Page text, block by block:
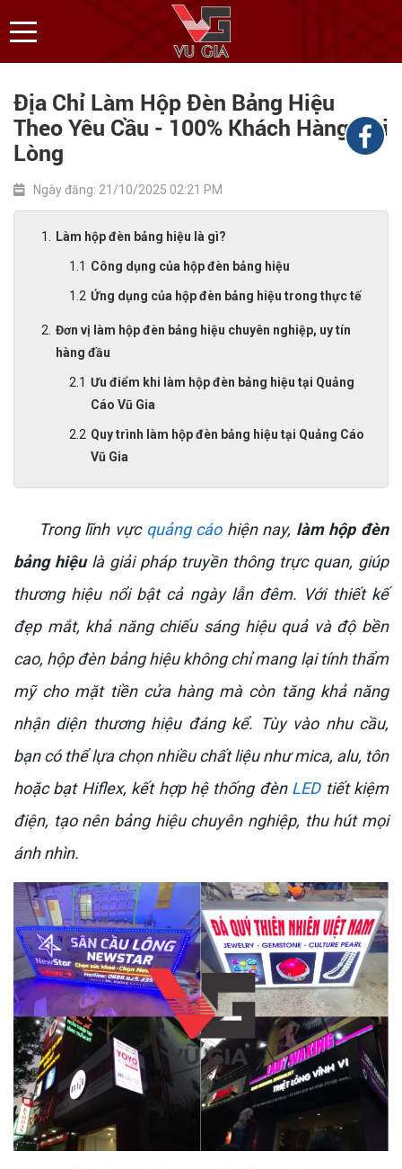
Địa Chỉ Làm Hộp Đèn Bảng Hiệu
Theo Yêu Cầu - 100% Khách Hàng Hài
Lòng
Ngày đăng: 21/10/2025 02:21 PM
Làm hộp đèn bảng hiệu là gì?
Công dụng của hộp đèn bảng hiệu
Ứng dụng của hộp đèn bảng hiệu trong thực tế
Đơn vị làm hộp đèn bảng hiệu chuyên nghiệp, uy tín
hàng đầu
Ưu điểm khi làm hộp đèn bảng hiệu tại Quảng
Cáo Vũ Gia
Quy trình làm hộp đèn bảng hiệu tại Quảng Cáo
Vũ Gia
Trong lĩnh vực quảng cáohiện nay, làm hộp đèn
bảng hiệu là giải pháp truyền thông trực quan, giúp
thương hiệu nổi bật cả ngày lẫn đêm. Với thiết kế
đẹp mắt, khả năng chiếu sáng hiệu quả và độ bền
cao, hộp đèn bảng hiệu không chỉ mang lại tính thẩm
mỹ cho mặt tiền cửa hàng mà còn tăng khả năng
nhận diện thương hiệu đáng kể. Tùy vào nhu cầu,
bạn có thể lựa chọn nhiều chất liệu như mica, alu, tôn
hoặc bạt Hiflex, kết hợp hệ thống đèn LEDtiết kiệm
điện, tạo nên bảng hiệu chuyên nghiệp, thu hút mọi
ánh nhìn.